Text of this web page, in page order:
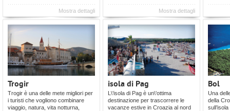
Mostra dettagli Mostra dettagli
Trogir
Trogir è una delle mete migliori per
i turisti che vogliono combinare
viaggio, natura, vita notturna,
isola di Pag
L\'isola di Pag è un\'ottima
destinazione per trascorrere le
vacanze estive in Croazia al nord
Bol
Una
della